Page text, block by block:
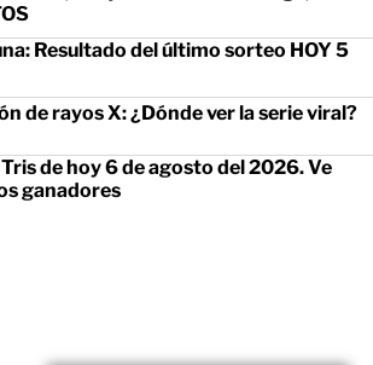
Resultado del último sorteo HOY 5
de rayos X: ¿Dónde ver la serie viral?
de hoy 6 de agosto del 2026. Ve
ganadores